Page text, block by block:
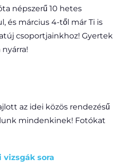
népszerű 10 hetes
és március 4-től már Ti is
csoportjainkhoz! Gyertek
az idei közös rendezésű
mindenkinek! Fotókat
vizsgák sora